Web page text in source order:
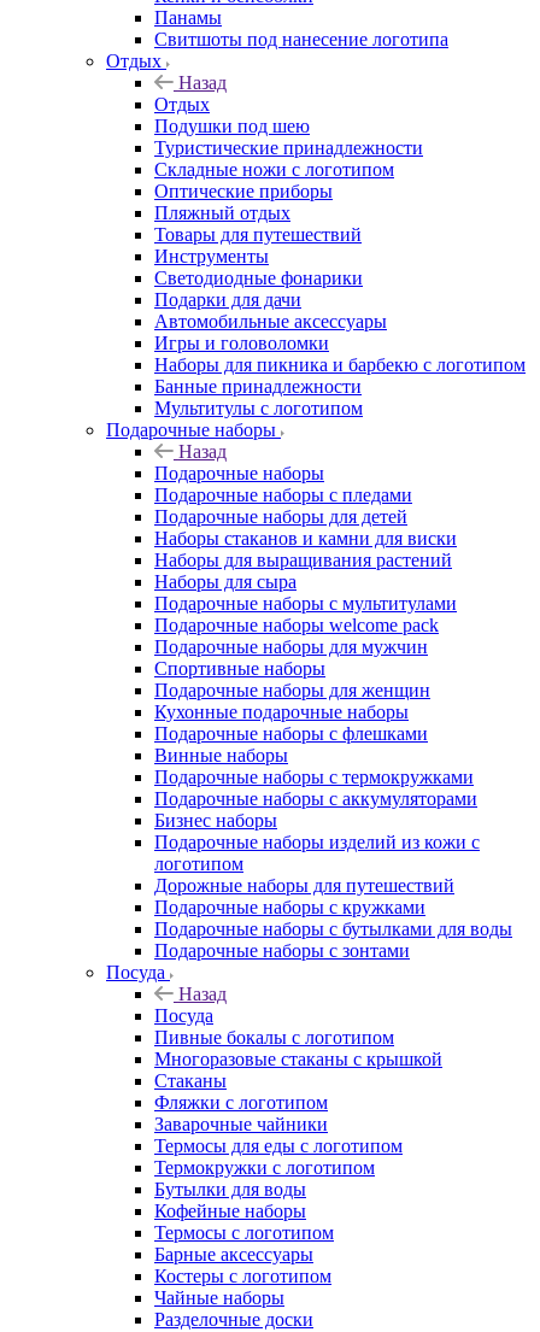
Панамы
Свитшоты под нанесение логотипа
Отдых
Назад
Отдых
Подушки под шею
Туристические принадлежности
Складные ножи с логотипом
Оптические приборы
Пляжный отдых
Товары для путешествий
Инструменты
Светодиодные фонарики
Подарки для дачи
Автомобильные аксессуары
Игры и головоломки
Наборы для пикника и барбекю с логотипом
Банные принадлежности
Мультитулы с логотипом
Подарочные наборы
Назад
Подарочные наборы
Подарочные наборы с пледами
Подарочные наборы для детей
Наборы стаканов и камни для виски
Наборы для выращивания растений
Наборы для сыра
Подарочные наборы с мультитулами
Подарочные наборы welcome pack
Подарочные наборы для мужчин
Спортивные наборы
Подарочные наборы для женщин
Кухонные подарочные наборы
Подарочные наборы с флешками
Винные наборы
Подарочные наборы с термокружками
Подарочные наборы с аккумуляторами
Бизнес наборы
Подарочные наборы изделий из кожи с
логотипом
Дорожные наборы для путешествий
Подарочные наборы с кружками
Подарочные наборы с бутылками для воды
Подарочные наборы с зонтами
Посуда
Назад
Посуда
Пивные бокалы с логотипом
Многоразовые стаканы с крышкой
Стаканы
Фляжки с логотипом
Заварочные чайники
Термосы для еды с логотипом
Термокружки с логотипом
Бутылки для воды
Кофейные наборы
Термосы с логотипом
Барные аксессуары
Костеры с логотипом
Чайные наборы
Разделочные доски